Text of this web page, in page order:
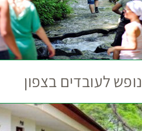
נופש לעובדים בצפון